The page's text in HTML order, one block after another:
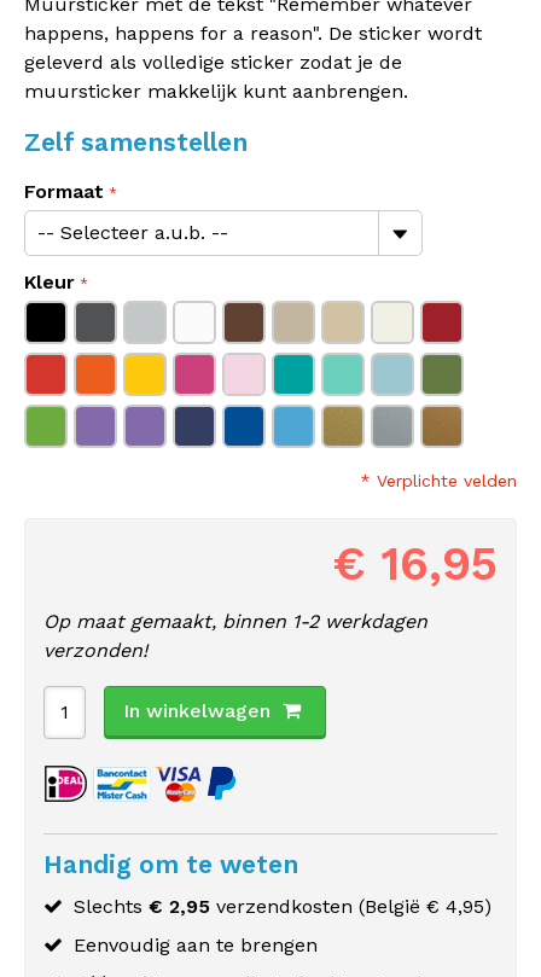
happens, happens for a reason". De sticker wordt
geleverd als volledige sticker zodat je de
muursticker makkelijk kunt aanbrengen.
Zelf samenstellen
Formaat
Kleur
* Verplichte velden
€ 16,95
Op maat gemaakt, binnen 1-2 werkdagen
verzonden!
In winkelwagen
Handig om te weten
Slechts € 2,95 verzendkosten (België € 4,95)
Eenvoudig aan te brengen